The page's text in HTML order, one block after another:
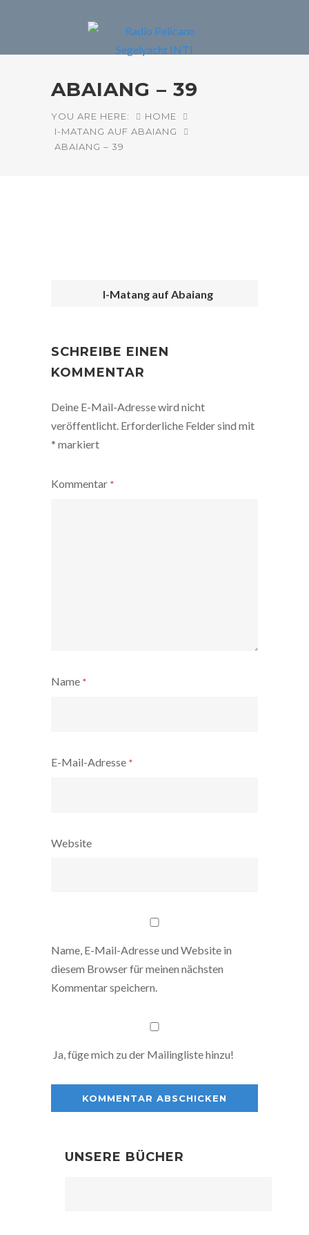
ABAIANG – 39
YOU ARE HERE:
HOME
I-MATANG AUF ABAIANG
ABAIANG – 39
NAVIGATION
I-Matang auf Abaiang
SCHREIBE EINEN
KOMMENTAR
Deine E-Mail-Adresse wird nicht
veröffentlicht. Erforderliche Felder sind mit
* markiert
Kommentar *
Name *
E-Mail-Adresse *
Website
Name, E-Mail-Adresse und Website in
diesem Browser für meinen nächsten
Kommentar speichern.
Ja, füge mich zu der Mailingliste hinzu!
UNSERE BÜCHER